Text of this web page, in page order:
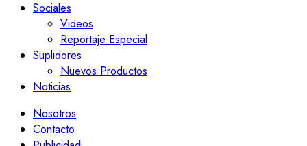
Sociales
Videos
Reportaje Especial
Suplidores
Nuevos Productos
Noticias
Nosotros
Contacto